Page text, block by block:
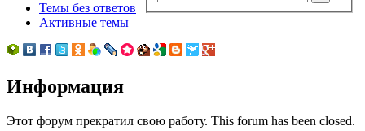
Темы без ответов
Активные темы
Информация
Этот форум прекратил свою работу. This forum has been closed.